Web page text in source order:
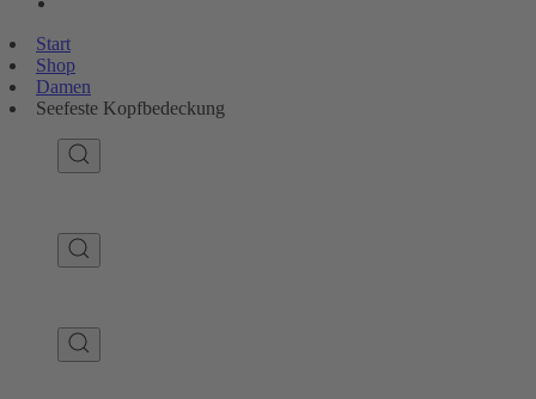
Start
Shop
Damen
Seefeste Kopfbedeckung